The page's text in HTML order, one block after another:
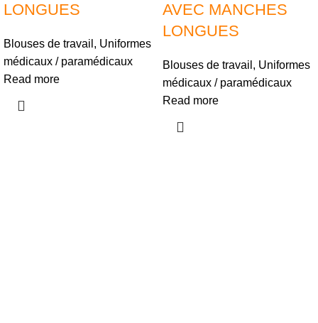
LONGUES
Blouses de travail , Uniformes
médicaux / paramédicaux
Read more
AVEC MANCHES
LONGUES
Blouses de travail , Uniformes
médicaux / paramédicaux
Read more